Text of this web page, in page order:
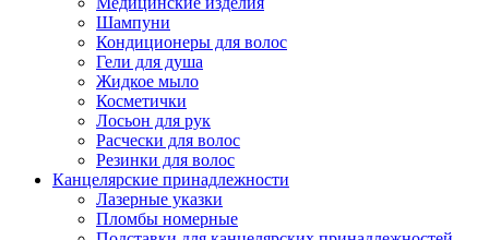
Шампуни
Кондиционеры для волос
Гели для душа
Жидкое мыло
Косметички
Лосьон для рук
Расчески для волос
Резинки для волос
Канцелярские принадлежности
Лазерные указки
Пломбы номерные